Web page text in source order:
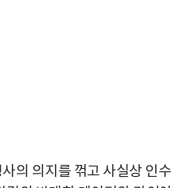
의 의지를 꺾고 사실상 인수
보자도 반할 반전 매력”